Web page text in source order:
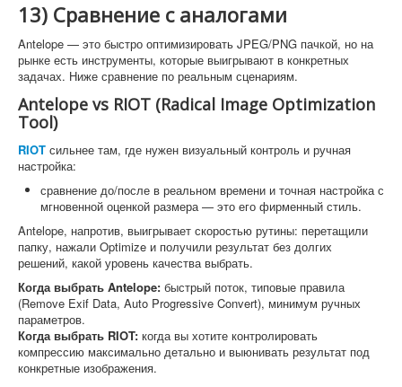
13) Сравнение с аналогами
Antelope — это быстро оптимизировать JPEG/PNG пачкой, но на
рынке есть инструменты, которые выигрывают в конкретных
задачах. Ниже сравнение по реальным сценариям.
Antelope vs RIOT (Radical Image Optimization
Tool)
RIOT сильнее там, где нужен визуальный контроль и ручная
настройка:
сравнение до/после в реальном времени и точная настройка с
мгновенной оценкой размера — это его фирменный стиль.
Antelope, напротив, выигрывает скоростью рутины: перетащили
папку, нажали Optimize и получили результат без долгих
решений, какой уровень качества выбрать.
Когда выбрать Antelope: быстрый поток, типовые правила
(Remove Exif Data, Auto Progressive Convert), минимум ручных
параметров.
Когда выбрать RIOT: когда вы хотите контролировать
компрессию максимально детально и выюнивать результат под
конкретные изображения.